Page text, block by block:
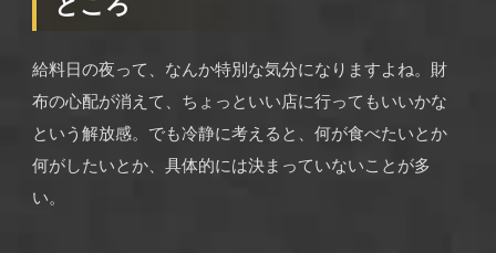
給料日の夜って、なんか特別な気分になりますよね。財
布の心配が消えて、ちょっといい店に行ってもいいかな
という解放感。でも冷静に考えると、何が食べたいとか
何がしたいとか、具体的には決まっていないことが多
い。